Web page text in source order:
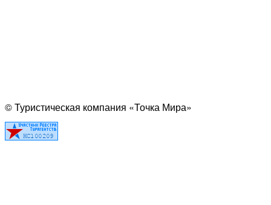
© Туристическая компания «Точка Мира»